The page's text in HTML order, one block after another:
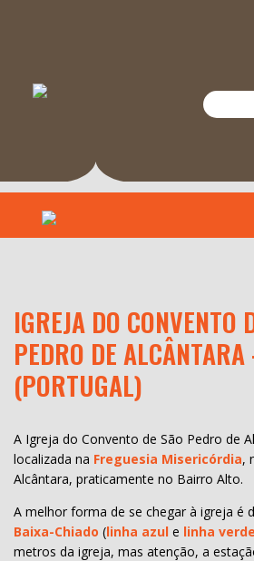
IGREJA DO CONVENTO
PEDRO DE
(PORTUGAL)
A Igreja do Convento de São Pedro de
localizada na Freguesia Misericórdia,
Alcântara, praticamente no Bairro Alto.
A melhor forma de se chegar à igreja é
Baixa-Chiado (linha azul e linha verde
metros da igreja, mas atenção, a